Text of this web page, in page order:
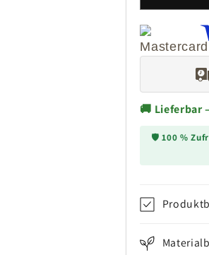
🚚 Lieferbar
🛡️100 %